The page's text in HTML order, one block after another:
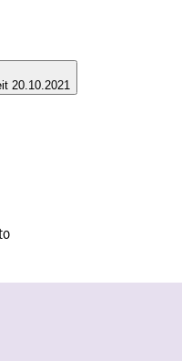
20.10.2021